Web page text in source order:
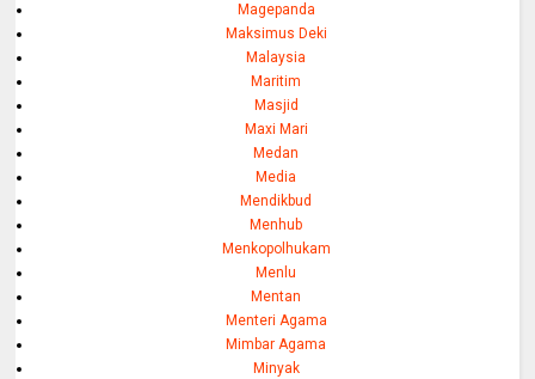
Magepanda
Maksimus Deki
Malaysia
Maritim
Masjid
Maxi Mari
Medan
Media
Mendikbud
Menhub
Menkopolhukam
Menlu
Mentan
Menteri Agama
Mimbar Agama
Minyak